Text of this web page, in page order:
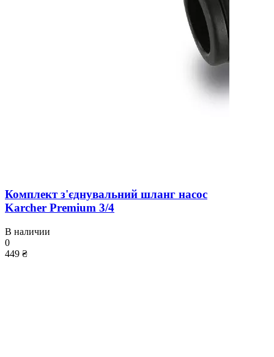
Комплект з'єднувальний шланг насос
Karcher Premium 3/4
В наличии
0
449 ₴